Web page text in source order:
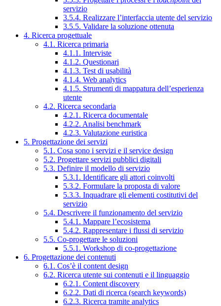
servizio
3.5.4. Realizzare l’interfaccia utente del servizio
3.5.5. Validare la soluzione ottenuta
4. Ricerca progettuale
4.1. Ricerca primaria
4.1.1. Interviste
4.1.2. Questionari
4.1.3. Test di usabilità
4.1.4. Web analytics
4.1.5. Strumenti di mappatura dell’esperienza
utente
4.2. Ricerca secondaria
4.2.1. Ricerca documentale
4.2.2. Analisi benchmark
4.2.3. Valutazione euristica
5. Progettazione dei servizi
5.1. Cosa sono i servizi e il service design
5.2. Progettare servizi pubblici digitali
5.3. Definire il modello di servizio
5.3.1. Identificare gli attori coinvolti
5.3.2. Formulare la proposta di valore
5.3.3. Inquadrare gli elementi costitutivi del
servizio
5.4. Descrivere il funzionamento del servizio
5.4.1. Mappare l’ecosistema
5.4.2. Rappresentare i flussi di servizio
5.5. Co-progettare le soluzioni
5.5.1. Workshop di co-progettazione
6. Progettazione dei contenuti
6.1. Cos’è il content design
6.2. Ricerca utente sui contenuti e il linguaggio
6.2.1. Content discovery
6.2.2. Dati di ricerca (search keywords)
6.2.3. Ricerca tramite analytics